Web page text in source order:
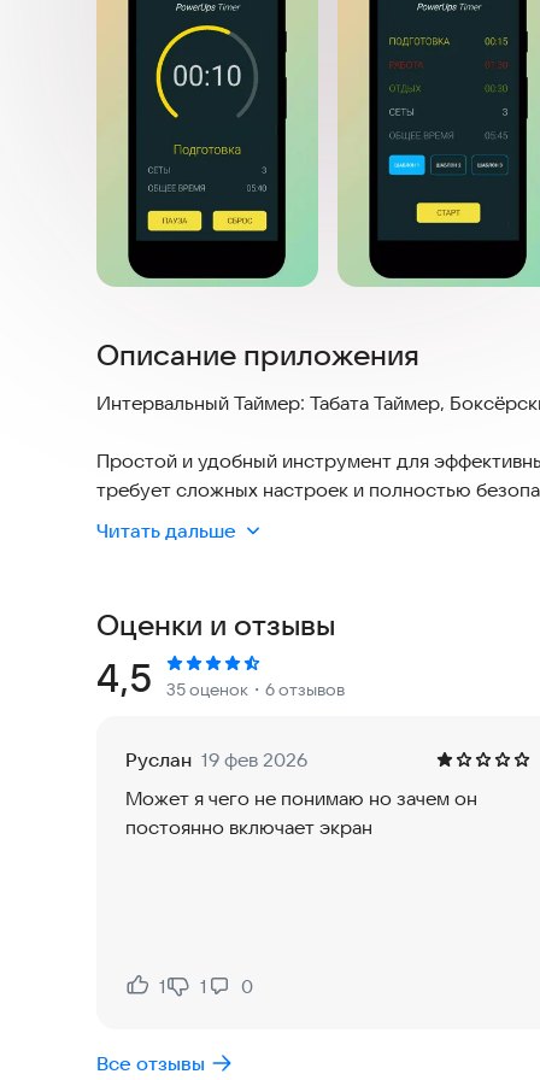
Описание приложения
Интервальный Таймер: Табата Таймер,
Простой и удобный инструмент для
требует сложных настроек и полностью
его в любое время, даже без подключения к
дома или на улице.
Идеально подходит для тренажерного зала,
поддерживает круговые и интервальные
Сохраняйте любимые программы и запускайте
Интервальные тренировки - круговые
Этот таймер отлично справится с круговыми
Бесплатный таймер раундов для бокса, ММА и
Читать дальше
Оценки и отзывы
Рейтинг:
4,5 35 оценок ・6 отзывов
Руслан 19 фев 2026
Может я чего не понимаю но зачем он
постоянно включает экран
Нравится:
1
Не нравится:
1 0
Все отзывы